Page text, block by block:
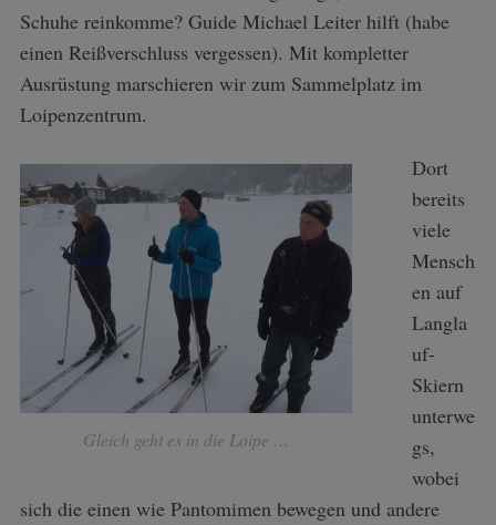
Schuhe reinkomme? Guide Michael Leiter hilft (habe
einen Reißverschluss vergessen). Mit kompletter
Ausrüstung marschieren wir zum Sammelplatz im
Loipenzentrum.
Gleich geht es in die Loipe …
Dort
bereits
viele
Mensch
en auf
Langla
uf-
Skiern
unterwe
gs,
wobei
sich die einen wie Pantomimen bewegen und andere